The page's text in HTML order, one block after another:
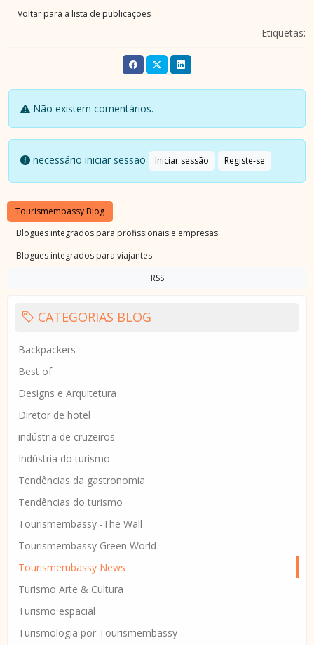
Voltar para a lista de publicações
Etiquetas:
Não existem comentários.
necessário iniciar sessão Iniciar sessão Registe-se
Tourismembassy Blog
Blogues integrados para profissionais e empresas
Blogues integrados para viajantes
RSS
CATEGORIAS BLOG
Backpackers
Best of
Designs e Arquitetura
Diretor de hotel
indústria de cruzeiros
Indústria do turismo
Tendências da gastronomia
Tendências do turismo
Tourismembassy -The Wall
Tourismembassy Green World
Tourismembassy News
Turismo Arte & Cultura
Turismo espacial
Turismologia por Tourismembassy